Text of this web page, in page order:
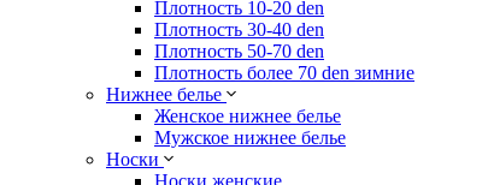
Плотность 10-20 den
Плотность 30-40 den
Плотность 50-70 den
Плотность более 70 den зимние
Нижнее белье
Женское нижнее белье
Мужское нижнее белье
Носки
Носки женские